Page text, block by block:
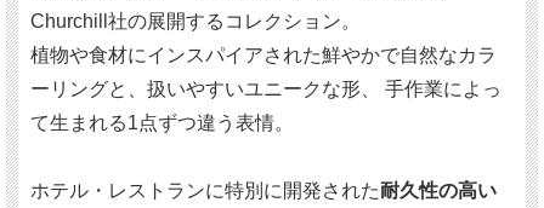
Churchill社の展開するコレクション。
植物や食材にインスパイアされた鮮やかで自然なカラ
ーリングと、扱いやすいユニークな形、 手作業によっ
て生まれる1点ずつ違う表情。
ホテル・レストランに特別に開発された耐久性の高い